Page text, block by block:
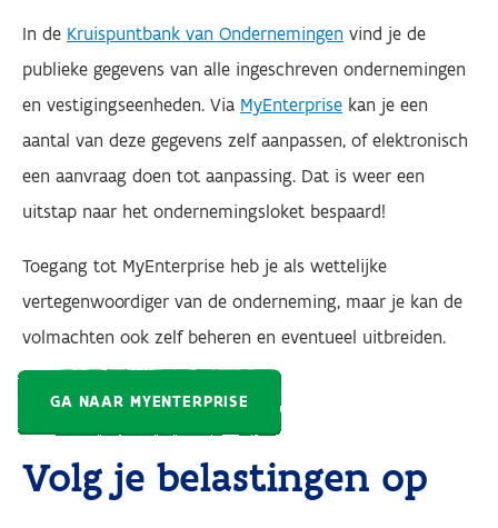
In de Kruispuntbank van Ondernemingen vind je de
publieke gegevens van alle ingeschreven ondernemingen
en vestigingseenheden. Via MyEnterprise kan je een
aantal van deze gegevens zelf aanpassen, of elektronisch
een aanvraag doen tot aanpassing. Dat is weer een
uitstap naar het ondernemingsloket bespaard!
Toegang tot MyEnterprise heb je als wettelijke
vertegenwoordiger van de onderneming, maar je kan de
volmachten ook zelf beheren en eventueel uitbreiden.
GA NAAR MYENTERPRISE
Volg je belastingen op